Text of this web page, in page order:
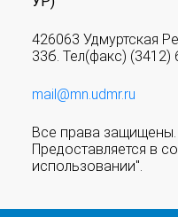
426063 Удмуртская
33б. Тел(факс) (3412)
mail@mn.udmr.ru
Все права защищены.
Предоставляется в
использовании".